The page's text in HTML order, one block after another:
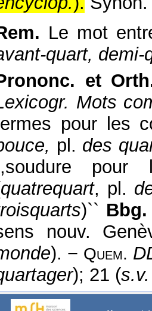
Le mot
quart, demi-
et
Mots
pour les
pl. des
quatrequart, pl.
)`` Bbg.
nouv.
). − Quem.
); 21 (